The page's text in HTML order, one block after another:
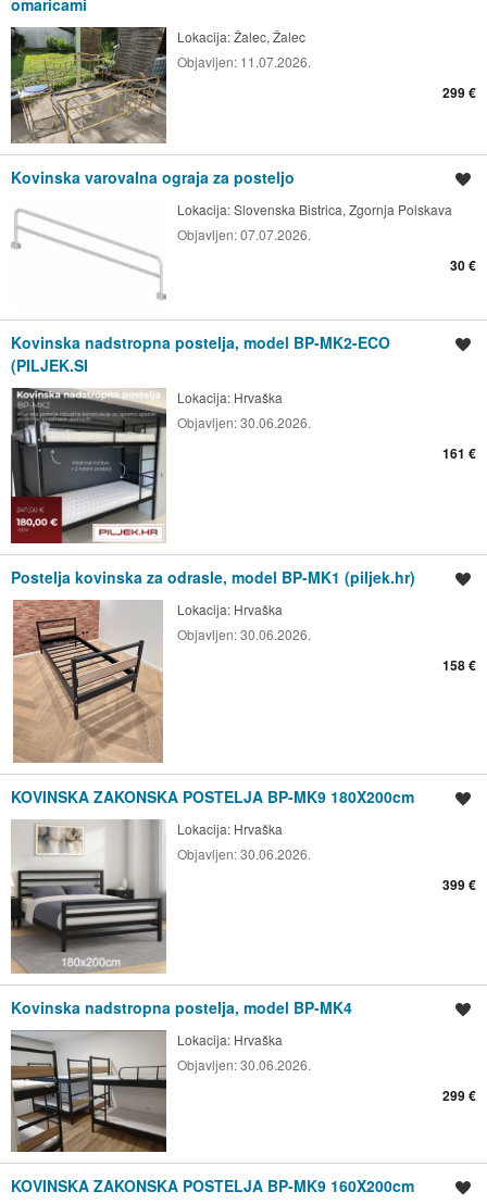
omaricami
Lokacija:Žalec, Žalec
Objavljen: 11.07.2026.
299 €
Kovinska varovalna ograja za posteljo
Lokacija:Slovenska Bistrica, Zgornja Polskava
Objavljen:07.07.2026.
30 €
Kovinska nadstropna postelja, model BP-MK2-ECO
(PILJEK.SI
Lokacija: Hrvaška
Objavljen:30.06.2026.
161 €
Postelja kovinska za odrasle, model BP-MK1 (piljek.hr)
Lokacija: Hrvaška
Objavljen:30.06.2026.
158 €
KOVINSKA ZAKONSKA POSTELJA BP-MK9 180X200cm
Lokacija: Hrvaška
Objavljen:30.06.2026.
399 €
Kovinska nadstropna postelja, model BP-MK4
Lokacija: Hrvaška
Objavljen:30.06.2026.
299 €
KOVINSKA ZAKONSKA POSTELJA BP-MK9 160X200cm